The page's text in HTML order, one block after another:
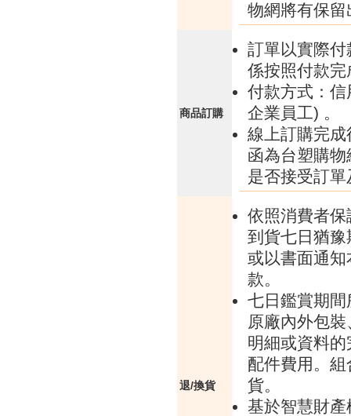
物網將有保
商品訂購
訂單以實際
係按照付款
付款方式：
企業員工) 。
線上訂購完
函為台塑購
是否接受訂
退/換貨
依照消費者
到貨七日猶
或以書面通
款。
七日鑑賞期
原廠內外包
明細或資料
配件費用。
貨。
基於智慧財